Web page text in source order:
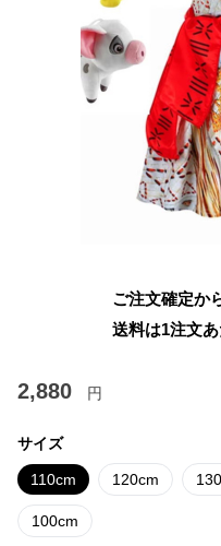
ご注文確定か
送料は1注文あ
2,880 円
サイズ
110cm 120cm
100cm